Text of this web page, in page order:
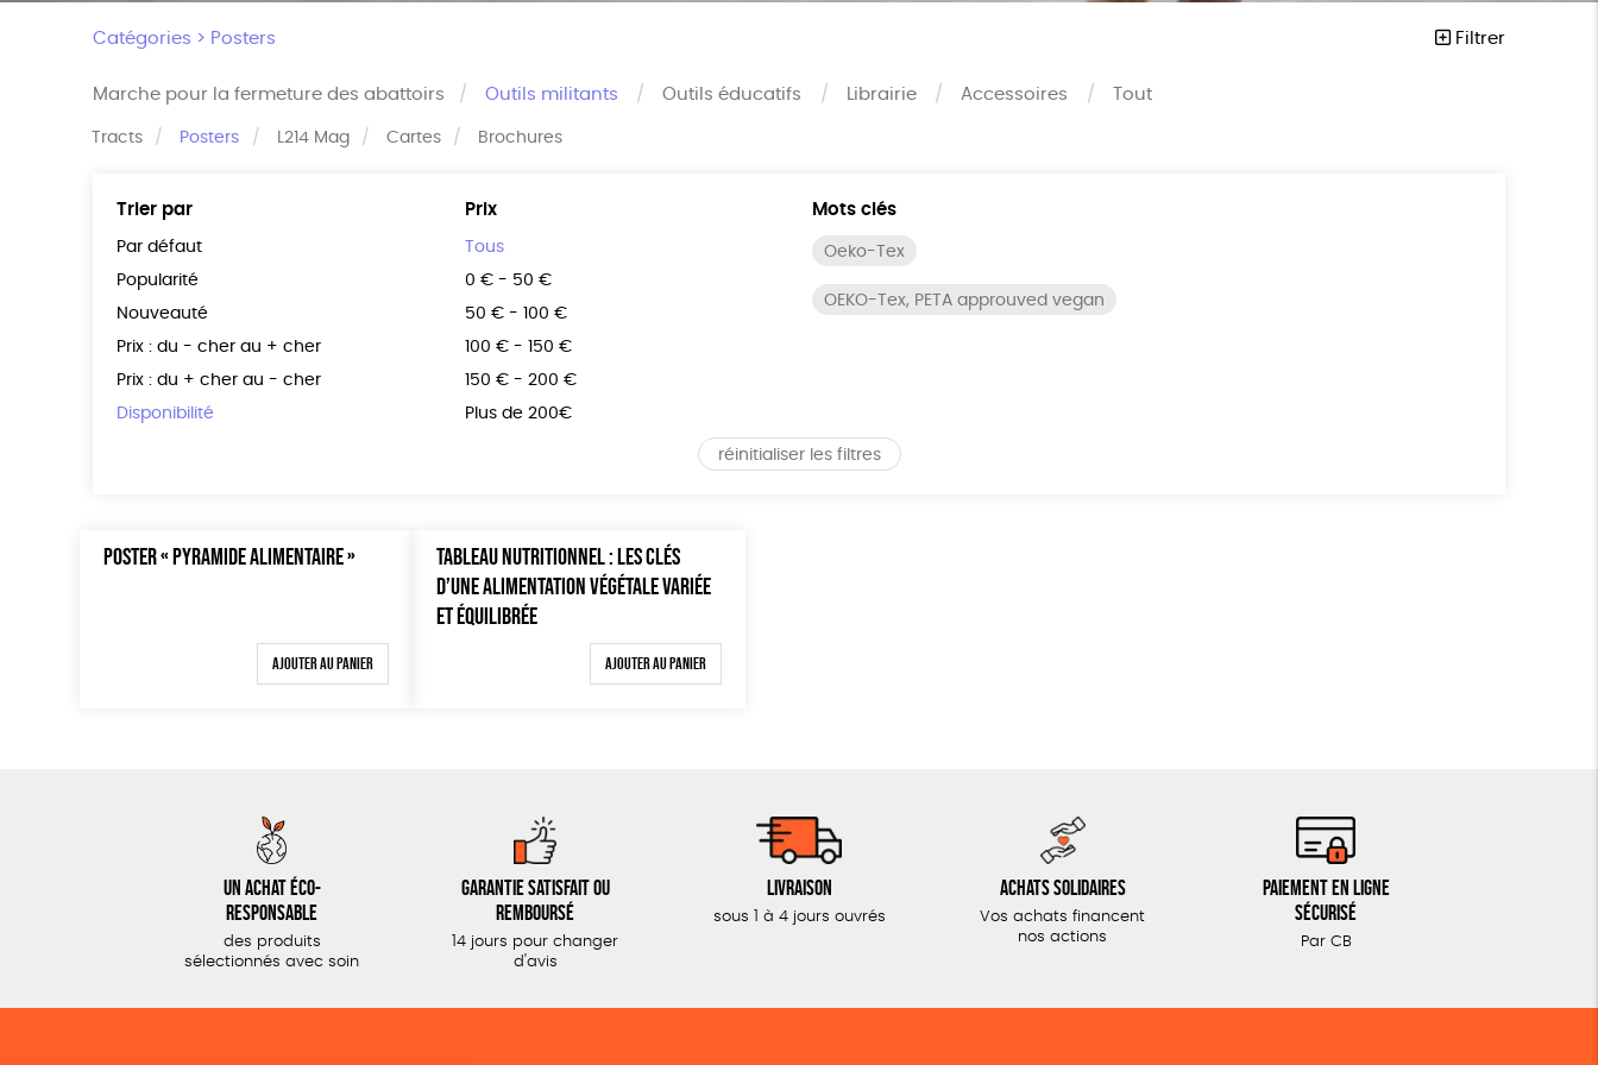
Catégories > Posters Filtrer
Marche pour la fermeture des abattoirs Outils militants
Tracts Posters L214 Mag Cartes Brochures
Outils éducatifs Librairie Accessoires Tout
Trier par
Par défaut
Popularité
Nouveauté
Prix : du - cher au + cher
Prix : du + cher au - cher
Disponibilité
Prix
Tous
0 € - 50 €
50 € - 100 €
100 € - 150 €
150 € - 200 €
Plus de 200€
Mots clés
Oeko-Tex
OEKO-Tex, PETA approuved vegan
réinitialiser les filtres
POSTER « PYRAMIDE ALIMENTAIRE »
Ajouter au panier
TABLEAU NUTRITIONNEL : LES CLÉS
D’UNE ALIMENTATION VÉGÉTALE VARIÉE
ET ÉQUILIBRÉE
Ajouter au panier
Un achat éco-
responsable
des produits
sélectionnés avec soin
Garantie satisfait ou
remboursé
14 jours pour changer
d'avis
Livraison
sous 1 à 4 jours ouvrés
Achats solidaires
Vos achats financent
nos actions
Paiement en ligne
sécurisé
Par CB